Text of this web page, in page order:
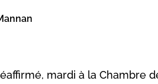
mardi à la Chambre